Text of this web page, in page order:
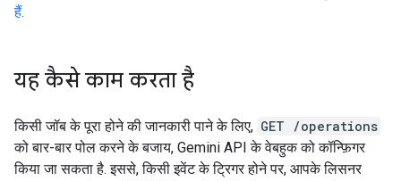
हैं.
यह कैसे काम करता है
किसी जॉब के पूरा होने की जानकारी पाने के लिए, GET /operations
को बार-बार पोल करने के बजाय, Gemini API के वेबहुक को कॉन्फ़िगर
किया जा सकता है. इससे, किसी इवेंट के ट्रिगर होने पर, आपके लिसनर